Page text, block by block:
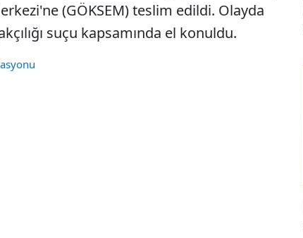
(GÖKSEM) teslim edildi. Olayda
suçu kapsamında el konuldu.